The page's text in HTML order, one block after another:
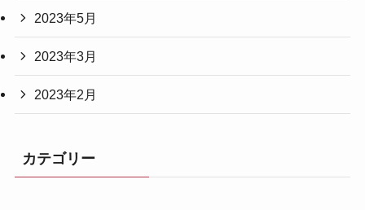
2023年5月
2023年3月
2023年2月
カテゴリー